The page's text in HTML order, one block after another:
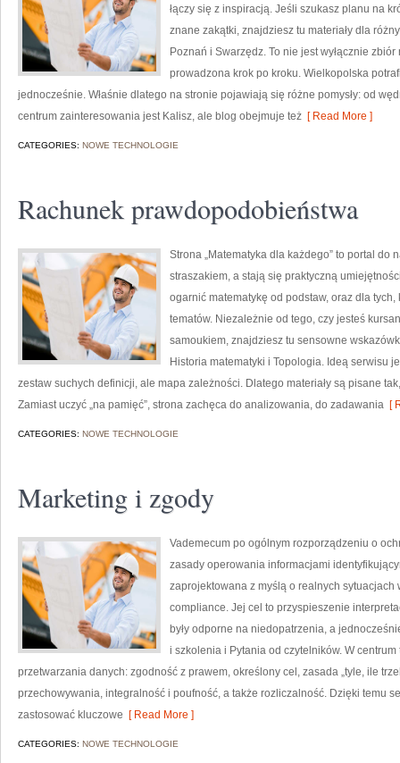
łączy się z inspiracją. Jeśli szukasz planu na
znane zakątki, znajdziesz tu materiały dla
Poznań i Swarzędz. To nie jest wyłącznie
prowadzona krok po kroku. Wielkopolska
jednocześnie. Właśnie dlatego na stronie pojawiają się różne pomysły: od
centrum zainteresowania jest Kalisz, ale blog obejmuje też [ Read More ]
CATEGORIES: NOWE TECHNOLOGIE
Rachunek prawdopodobieństwa
Strona „Matematyka dla każdego” to portal do
straszakiem, a stają się praktyczną
ogarnić matematykę od podstaw, oraz dla
tematów. Niezależnie od tego, czy jesteś
samoukiem, znajdziesz tu sensowne
Historia matematyki i Topologia. Ideą serwisu
zestaw suchych definicji, ale mapa zależności. Dlatego materiały są pisane
Zamiast uczyć „na pamięć”, strona zachęca do analizowania, do zadawania [
CATEGORIES: NOWE TECHNOLOGIE
Marketing i zgody
Vademecum po ogólnym rozporządzeniu o
zasady operowania informacjami
zaprojektowana z myślą o realnych
compliance. Jej cel to przyspieszenie
były odporne na niedopatrzenia, a
i szkolenia i Pytania od czytelników. W
przetwarzania danych: zgodność z prawem, określony cel, zasada „tyle, ile
przechowywania, integralność i poufność, a także rozliczalność. Dzięki temu
zastosować kluczowe [ Read More ]
CATEGORIES: NOWE TECHNOLOGIE